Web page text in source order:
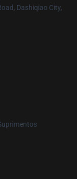
Dashiqiao City,